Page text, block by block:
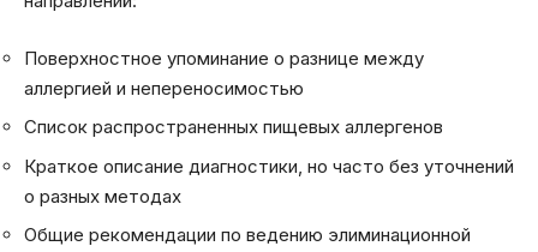
Поверхностное упоминание о разнице между
аллергией и непереносимостью
Список распространенных пищевых аллергенов
Краткое описание диагностики, но часто без уточнений
о разных методах
Общие рекомендации по ведению элиминационной